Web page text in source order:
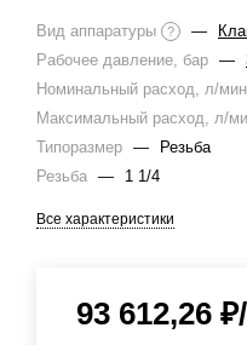
Вид аппаратуры ? —
Рабочее давление, бар —
Номинальный расход, л/мин
Максимальный расход, л/
Типоразмер —
Резьба
Резьба — 1 1/4
Все характеристики
93 612,26 ₽